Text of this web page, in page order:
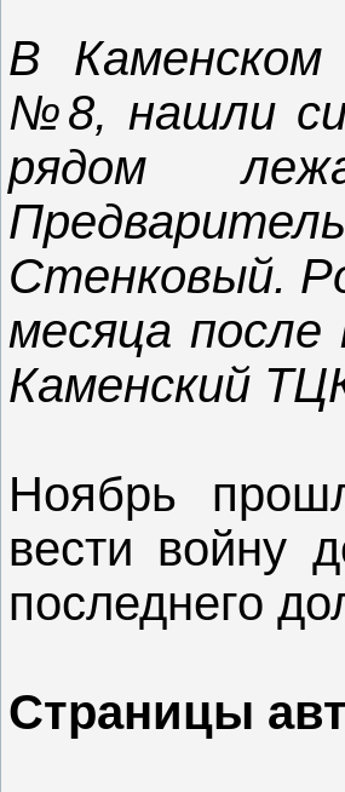
В Каменском
№8, нашли
рядом
Стенковый.
месяца
Каменский
Ноябрь
вести войну
последнего
Страницы